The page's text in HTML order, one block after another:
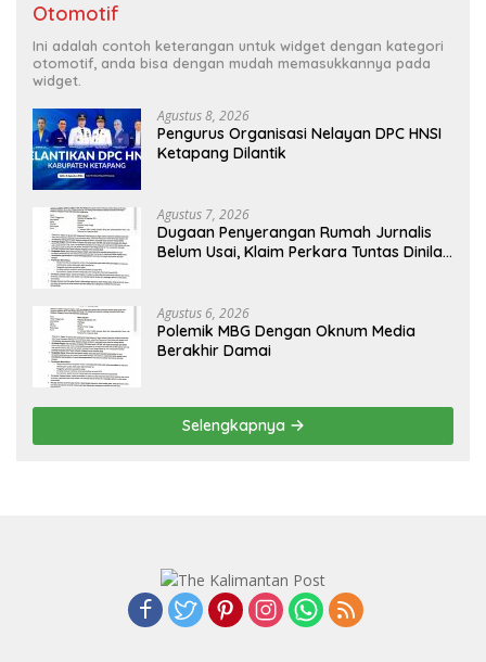
Otomotif
Ini adalah contoh keterangan untuk widget dengan kategori
otomotif, anda bisa dengan mudah memasukkannya pada
widget.
Agustus 8, 2026
Pengurus Organisasi Nelayan DPC HNSI
Ketapang Dilantik
Agustus 7, 2026
Dugaan Penyerangan Rumah Jurnalis
Belum Usai, Klaim Perkara Tuntas Dinilai
Agustus 6, 2026
Polemik MBG Dengan Oknum Media
Berakhir Damai
Selengkapnya